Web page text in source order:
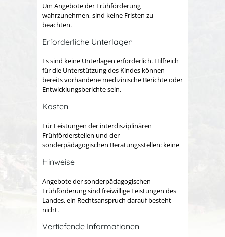
Um Angebote der Frühförderung
wahrzunehmen, sind keine Fristen zu
beachten.
Erforderliche Unterlagen
Es sind keine Unterlagen erforderlich. Hilfreich
für die Unterstützung des Kindes können
bereits vorhandene medizinische Berichte oder
Entwicklungsberichte sein.
Kosten
Für Leistungen der interdisziplinären
Frühförderstellen und der
sonderpädagogischen Beratungsstellen: keine
Hinweise
Angebote der sonderpädagogischen
Frühförderung sind freiwillige Leistungen des
Landes, ein Rechtsanspruch darauf besteht
nicht.
Vertiefende Informationen